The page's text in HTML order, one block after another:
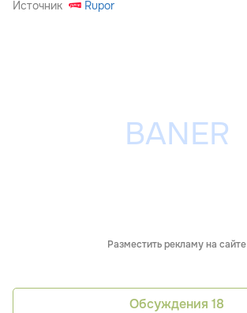
Источник Rupor
Разместить рекламу на сайте
Обсуждения 18